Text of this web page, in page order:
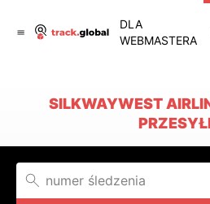
DLA
WEBMASTERA
SILKWAYWEST